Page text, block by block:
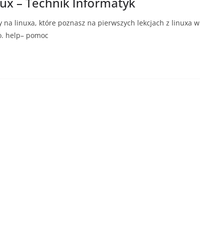
linuxa, które poznasz na pierwszych lekcjach z linuxa w
help– pomoc